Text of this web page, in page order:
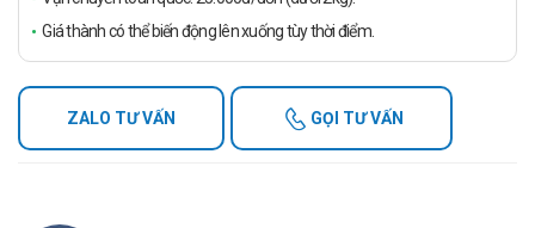
Giá thành có thể biến động lên xuống tùy thời điểm.
ZALO TƯ VẤN GỌI TƯ VẤN